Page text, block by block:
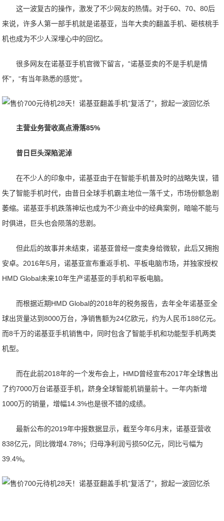
这一波复古的操作，激发了不少网友的热情。对于60、70、80后
来说，许多人第一部手机就是诺基亚，当年大卖的翻盖手机、砸核桃手
机也成为不少人深埋心中的回忆。
很多网友在诺基亚手机官微下留言，“诺基亚卖的不是手机是情
怀”，“有当年熟悉的感觉”。
主营业务营收高点滑落85%
昔日巨头深陷泥淖
在不少人的印象中，诺基亚由于在智能手机普及时的战略失误，错
失了智能手机时代，由昔日全球手机霸主地位一落千丈，市场份额急剧
萎缩。诺基亚手机跌落神坛也成为不少商业中的经典案例，暗喻不能与
时俱进，巨头也会陨落的悲剧。
但此后的故事并未结束，诺基亚曾经一度卖身给微软，此后又拥抱
安卓。2016年5月，诺基亚宣布重返手机、平板电脑市场，并独家授权
HMD Global未来10年生产诺基亚的手机和平板电脑。
而根据近期HMD Global的2018年的税务报告，去年全年诺基亚全
球出货量达到8000万台，净销售额为24亿欧元，约为人民币188亿元。
而8千万的诺基亚手机销售中，同时包含了智能手机和功能型手机两类
机型。
而在此前2018年的一个发布会上，HMD曾经宣布2017年全球售出
了约7000万台诺基亚手机，跻身全球智能机销量前十。一年内新增
1000万的销量，增幅14.3%也是很不错的成绩。
最新公布的2019年中报数据显示，截至今年6月末，诺基亚营收
838亿元，同比微增4.78%；归母净利润亏损50亿元，同比亏幅为
39.4%。